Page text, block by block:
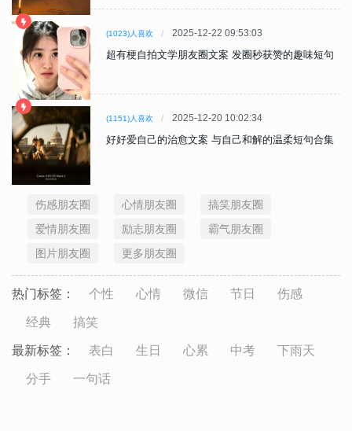
(1023)人喜欢 2025-12-22 09:53:03
超有梗自拍文学朋友圈文案 发圈秒获赞的趣味短句
(1151)人喜欢 2025-12-20 10:02:34
好好爱自己的治愈文案 与自己和解的温柔短句合集
伤感朋友圈 心情朋友圈
搞笑朋友圈
爱情朋友圈
励志朋友圈
霸气朋友圈
图片朋友圈
更多朋友圈
热门标签： 个性 心情 微信 节日 伤感
经典 搞笑
最新标签： 表白 生日 心累 中考 下雨天
分手 一句话